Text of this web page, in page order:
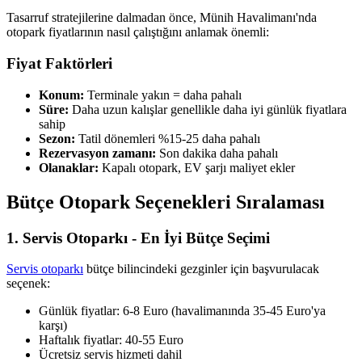
Tasarruf stratejilerine dalmadan önce, Münih Havalimanı'nda
otopark fiyatlarının nasıl çalıştığını anlamak önemli:
Fiyat Faktörleri
Konum: Terminale yakın = daha pahalı
Süre: Daha uzun kalışlar genellikle daha iyi günlük fiyatlara
sahip
Sezon: Tatil dönemleri %15-25 daha pahalı
Rezervasyon zamanı: Son dakika daha pahalı
Olanaklar: Kapalı otopark, EV şarjı maliyet ekler
Bütçe Otopark Seçenekleri Sıralaması
1. Servis Otoparkı - En İyi Bütçe Seçimi
Servis otoparkı bütçe bilincindeki gezginler için başvurulacak
seçenek:
Günlük fiyatlar: 6-8 Euro (havalimanında 35-45 Euro'ya
karşı)
Haftalık fiyatlar: 40-55 Euro
Ücretsiz servis hizmeti dahil